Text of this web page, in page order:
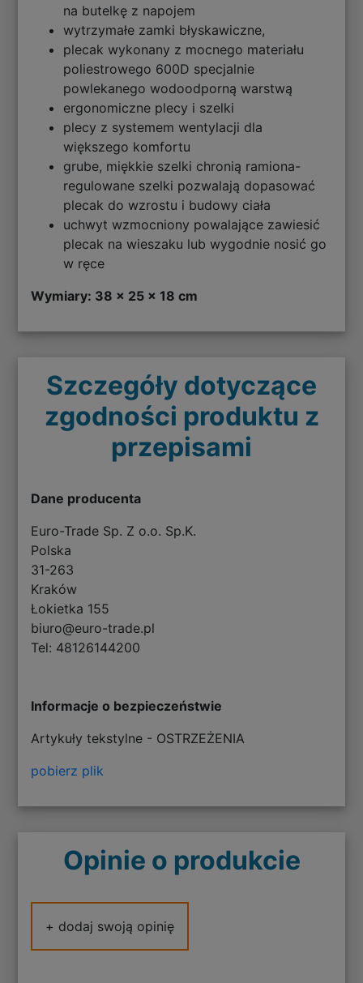
na butelkę z napojem
wytrzymałe zamki błyskawiczne,
plecak wykonany z mocnego materiału
poliestrowego 600D specjalnie
powlekanego wodoodporną warstwą
ergonomiczne plecy i szelki
plecy z systemem wentylacji dla
większego komfortu
grube, miękkie szelki chronią ramiona-
regulowane szelki pozwalają dopasować
plecak do wzrostu i budowy ciała
uchwyt wzmocniony powalające zawiesić
plecak na wieszaku lub wygodnie nosić go
w ręce
Wymiary: 38 x 25 x 18 cm
Szczegóły dotyczące
zgodności produktu z
przepisami
Dane producenta
Euro-Trade Sp. Z o.o. Sp.K.
Polska
31-263
Kraków
Łokietka 155
biuro@euro-trade.pl
Tel: 48126144200
Informacje o bezpieczeństwie
Artykuły tekstylne - OSTRZEŻENIA
pobierz plik
Opinie o produkcie
+ dodaj swoją opinię